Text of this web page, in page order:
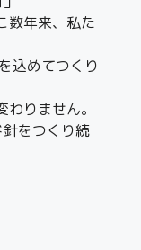
数年来、私た
込めてつくり
りません。
をつくり続